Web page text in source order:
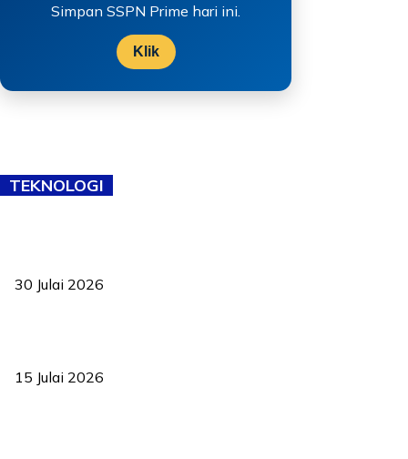
Simpan SSPN Prime hari ini.
Klik
TEKNOLOGI
30 Julai 2026
15 Julai 2026